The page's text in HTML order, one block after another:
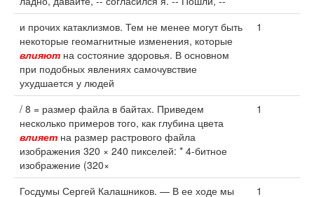
и прочих катаклизмов. Тем не менее могут быть
некоторые геомагнитные изменения, которые
влияют на состояние здоровья. В основном
при подобных явлениях самочувствие
ухудшается у людей
1
/ 8 = размер файла в байтах. Приведем
несколько примеров того, как глубина цвета
влияет на размер растрового файла
изображения 320 × 240 пикселей: * 4-битное
изображение (320×
1
Госдумы Сергей Калашников. — В ее ходе мы
1